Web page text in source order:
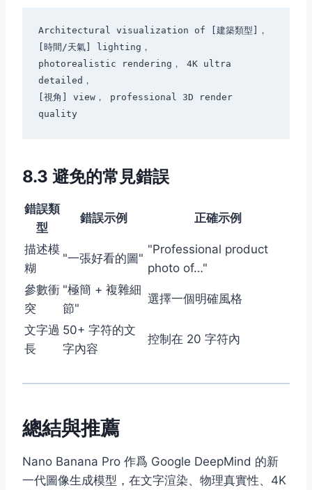
Architectural visualization of [建築類型]，
[時間/天氣] lighting，
photorealistic rendering， 4K ultra
detailed，
[視角] view， professional 3D render
quality
8.3 避免的常見錯誤
錯誤類
型
錯誤示例 正確示例
描述模
糊
"一張好看的圖"
"Professional product
photo of…"
參數衝
突
"極簡 + 複雜細
節"
選擇一個明確風格
文字過
長
50+ 字符的文
字內容
控制在 20 字符內
總結與推薦
Nano Banana Pro 作爲 Google DeepMind 的新
一代圖像生成模型，在文字渲染、物理真實性、4K